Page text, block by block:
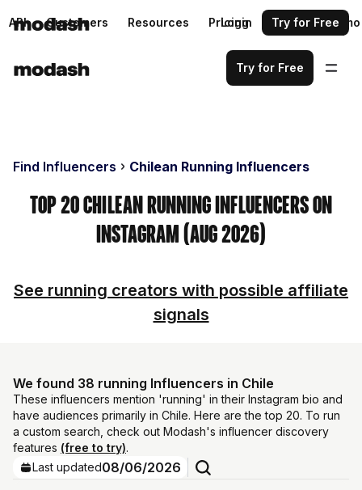
API Customers Resources Pricing Request a demo
Login Try for Free
Try for Free
Find Influencers Chilean Running Influencers
Top 20 Chilean Running Influencers on
Instagram (Aug 2026)
See running creators with possible affiliate
signals
We found 38 running Influencers in Chile
These influencers mention 'running' in their Instagram bio and
have audiences primarily in Chile. Here are the top 20. To run
a custom search, check out Modash's influencer discovery
features (free to try).
Last updated08/06/2026